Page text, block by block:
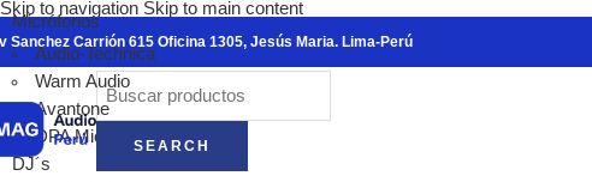
Skip to navigation Skip to main content
Sanchez Carrión 615 Oficina 1305, Jesús Maria. Lima-Perú
SEARCH
Micrófonos
Audio-Technica
Warm Audio
Avantone
DPA Microphones
DJ´s
Ver todo
Micrófonos